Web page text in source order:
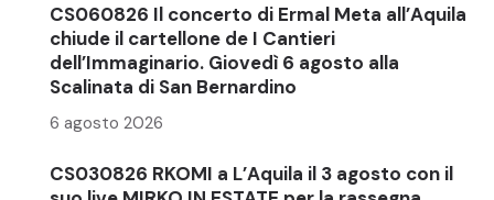
CS060826 Il concerto di Ermal Meta all’Aquila
chiude il cartellone de I Cantieri
dell’Immaginario. Giovedì 6 agosto alla
Scalinata di San Bernardino
6 agosto 2026
CS030826 RKOMI a L’Aquila il 3 agosto con il